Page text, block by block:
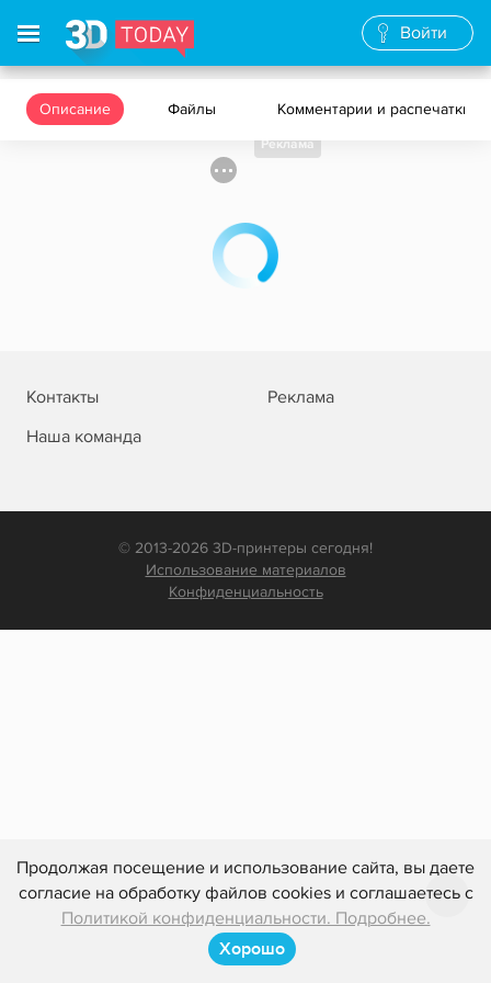
Продолжая посещение и использование сайта, вы даете
согласие на обработку файлов cookies и соглашаетесь с
Политикой конфиденциальности. Подробнее.
Хорошо
Войти
Описание Файлы Комментарии и распечатки
Реклама
Контакты
Реклама
Наша команда
© 2013-2026 3D-принтеры сегодня!
Использование материалов
Конфиденциальность